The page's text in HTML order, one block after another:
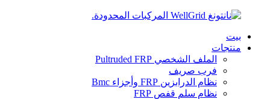
بيت
منتجات
الملف الشخصي Pultruded FRP
فرب صريف
نظام الدرابزين FRP وأجزاء Bmc
نظام سلم قفص FRP